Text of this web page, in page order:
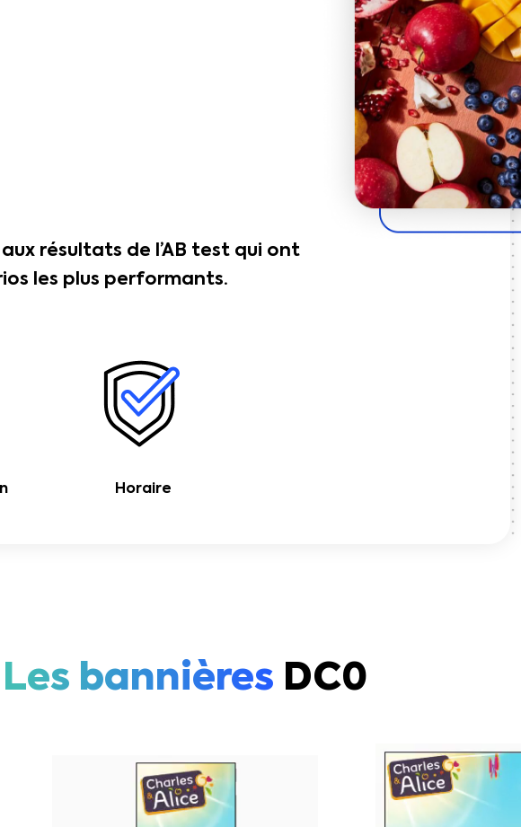
résultats de l’AB test qui ont
les plus performants.
Horaire
Les bannières DC0